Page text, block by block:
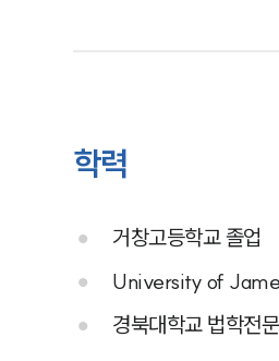
학력
거창고등학교 졸업
University of
경북대학교 법학전